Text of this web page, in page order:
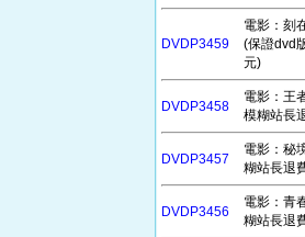
DVDP3459
電影：刻
(保證dvd
元)
DVDP3458
電影：王
模糊站長
DVDP3457
電影：秘
糊站長退
DVDP3456
電影：青
糊站長退